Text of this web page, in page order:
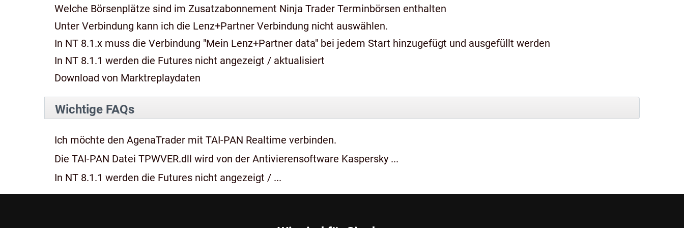
Welche Börsenplätze sind im Zusatzabonnement Ninja Trader Terminbörsen enthalten
Unter Verbindung kann ich die Lenz+Partner Verbindung nicht auswählen.
In NT 8.1.x muss die Verbindung "Mein Lenz+Partner data" bei jedem Start hinzugefügt und ausgefüllt werden
In NT 8.1.1 werden die Futures nicht angezeigt / aktualisiert
Download von Marktreplaydaten
Wichtige FAQs
Ich möchte den AgenaTrader mit TAI-PAN Realtime verbinden.
Die TAI-PAN Datei TPWVER.dll wird von der Antivierensoftware Kaspersky ...
In NT 8.1.1 werden die Futures nicht angezeigt / ...